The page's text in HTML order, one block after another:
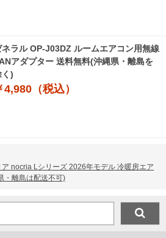
ネラル OP-J03DZ ルームエアコン用無線
アダプター 送料無料(沖縄県・離島を
く)
4,980（税込）
nocria Lシリーズ 2026年モデル 冷暖房エア
・離島は配送不可)